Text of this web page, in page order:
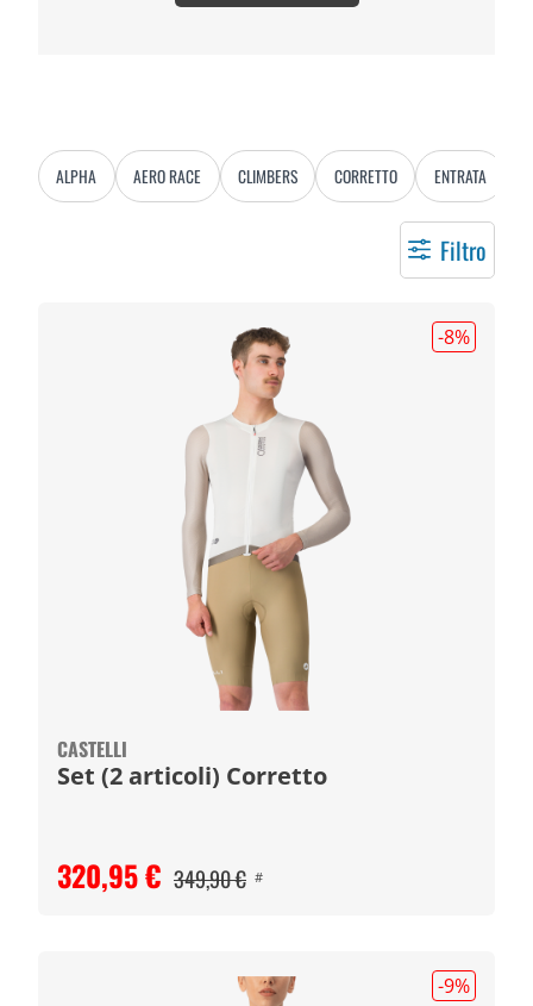
ALPHA AERO RACE CLIMBERS CORRETTO ENTRATA
Filtro
-8%
CASTELLI
Set (2 articoli) Corretto
320,95 € 349,90 € #
-9%